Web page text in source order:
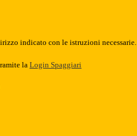
indicato con le istruzioni necessarie.
la Login Spaggiari